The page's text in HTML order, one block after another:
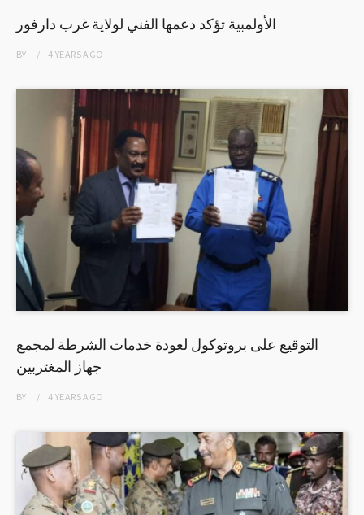
الأولمبية تؤكد دعمها الفني لولاية غرب دارفور
BY 4 YEARSAGO
التوقيع على بروتوكول لعودة خدمات الشرطة لمجمع
جهاز المغتربين
BY 4 YEARSAGO